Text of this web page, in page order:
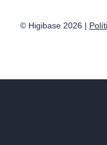
© Higibase 2026 |